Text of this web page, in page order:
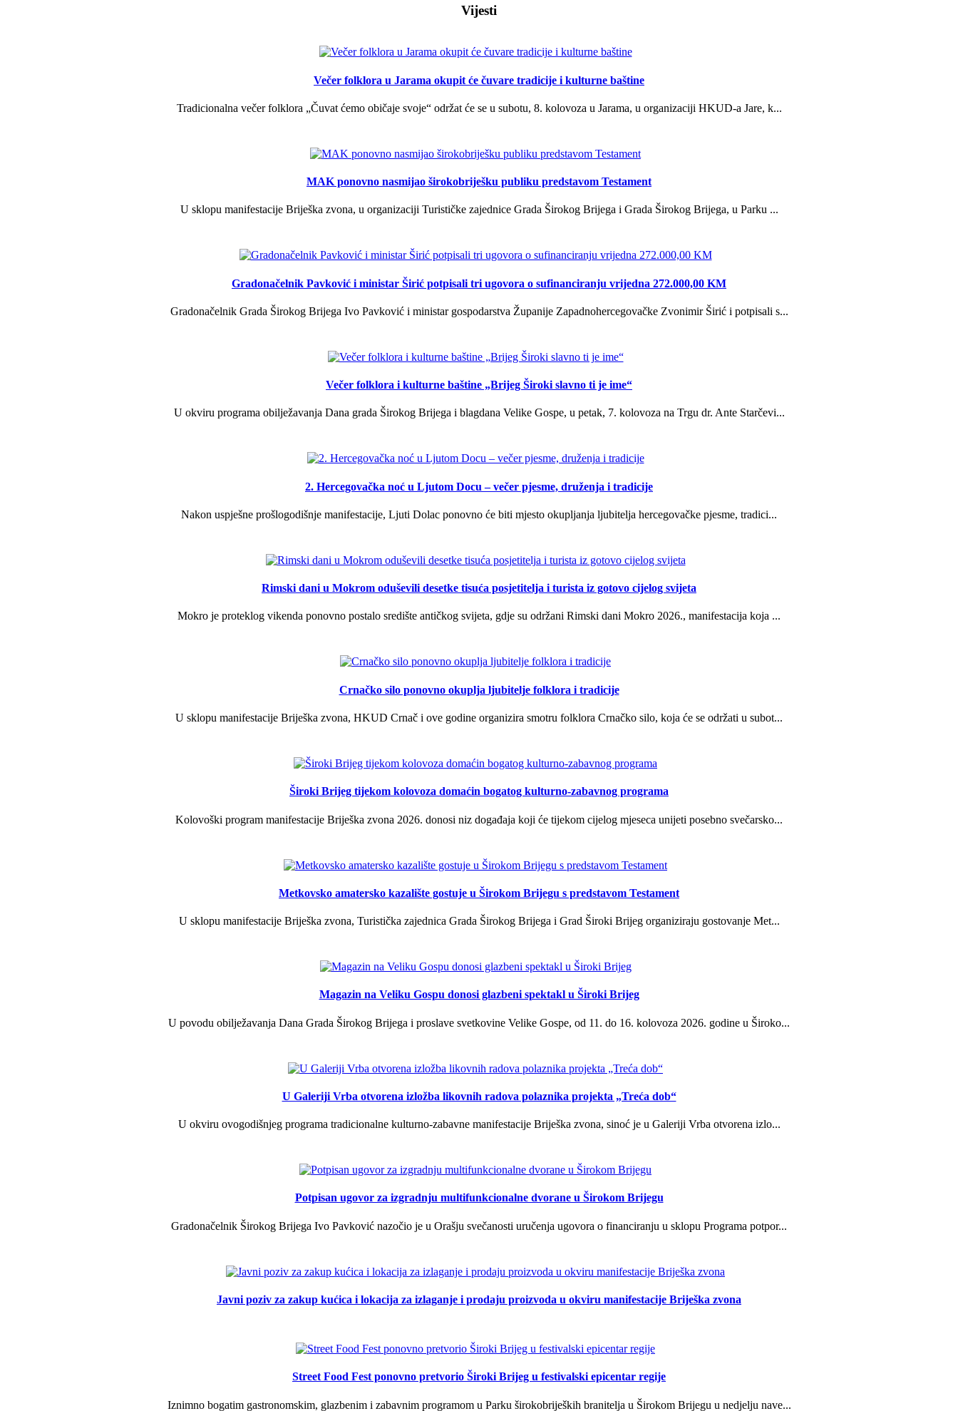
Vijesti
Večer folklora u Jarama okupit će čuvare tradicije i kulturne baštine
Tradicionalna večer folklora „Čuvat ćemo običaje svoje“ održat će se u subotu, 8. kolovoza u Jarama, u organizaciji HKUD-a Jare, k...
MAK ponovno nasmijao širokobriješku publiku predstavom Testament
U sklopu manifestacije Briješka zvona, u organizaciji Turističke zajednice Grada Širokog Brijega i Grada Širokog Brijega, u Parku ...
Gradonačelnik Pavković i ministar Širić potpisali tri ugovora o sufinanciranju vrijedna 272.000,00 KM
Gradonačelnik Grada Širokog Brijega Ivo Pavković i ministar gospodarstva Županije Zapadnohercegovačke Zvonimir Širić i potpisali s...
Večer folklora i kulturne baštine „Brijeg Široki slavno ti je ime“
U okviru programa obilježavanja Dana grada Širokog Brijega i blagdana Velike Gospe, u petak, 7. kolovoza na Trgu dr. Ante Starčevi...
2. Hercegovačka noć u Ljutom Docu – večer pjesme, druženja i tradicije
Nakon uspješne prošlogodišnje manifestacije, Ljuti Dolac ponovno će biti mjesto okupljanja ljubitelja hercegovačke pjesme, tradici...
Rimski dani u Mokrom oduševili desetke tisuća posjetitelja i turista iz gotovo cijelog svijeta
Mokro je proteklog vikenda ponovno postalo središte antičkog svijeta, gdje su održani Rimski dani Mokro 2026., manifestacija koja ...
Crnačko silo ponovno okuplja ljubitelje folklora i tradicije
U sklopu manifestacije Briješka zvona, HKUD Crnač i ove godine organizira smotru folklora Crnačko silo, koja će se održati u subot...
Široki Brijeg tijekom kolovoza domaćin bogatog kulturno-zabavnog programa
Kolovoški program manifestacije Briješka zvona 2026. donosi niz događaja koji će tijekom cijelog mjeseca unijeti posebno svečarsko...
Metkovsko amatersko kazalište gostuje u Širokom Brijegu s predstavom Testament
U sklopu manifestacije Briješka zvona, Turistička zajednica Grada Širokog Brijega i Grad Široki Brijeg organiziraju gostovanje Met...
Magazin na Veliku Gospu donosi glazbeni spektakl u Široki Brijeg
U povodu obilježavanja Dana Grada Širokog Brijega i proslave svetkovine Velike Gospe, od 11. do 16. kolovoza 2026. godine u Široko...
U Galeriji Vrba otvorena izložba likovnih radova polaznika projekta „Treća dob“
U okviru ovogodišnjeg programa tradicionalne kulturno-zabavne manifestacije Briješka zvona, sinoć je u Galeriji Vrba otvorena izlo...
Potpisan ugovor za izgradnju multifunkcionalne dvorane u Širokom Brijegu
Gradonačelnik Širokog Brijega Ivo Pavković nazočio je u Orašju svečanosti uručenja ugovora o financiranju u sklopu Programa potpor...
Javni poziv za zakup kućica i lokacija za izlaganje i prodaju proizvoda u okviru manifestacije Briješka zvona
Street Food Fest ponovno pretvorio Široki Brijeg u festivalski epicentar regije
Iznimno bogatim gastronomskim, glazbenim i zabavnim programom u Parku širokobrijeških branitelja u Širokom Brijegu u nedjelju nave...